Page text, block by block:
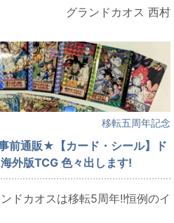
グランドカオス 西村
移転五周年記念
前通販★【カード・シール】ド
外版TCG 色々出します!
ドカオスは移転5周年!!恒例のイ